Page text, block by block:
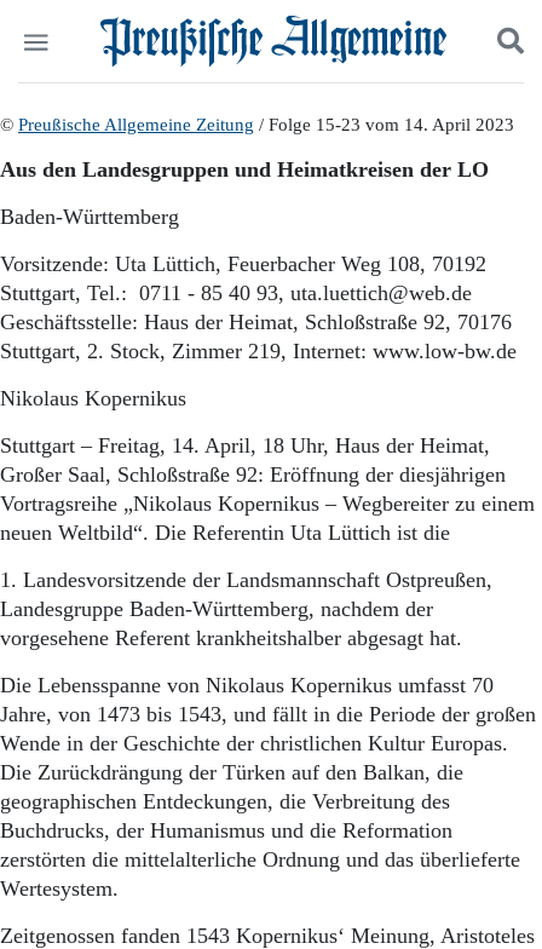
Start
Wer wir sind
Aktuelle Ausgabe
Abonnenten-Login
Abonnent werden
Abo Prämien
Archiv
Mediadaten
Politik
Wirtschaft
Leben
Geschichte
Ostpreußen
Pommern
Berlin-Brandenburg
Bücher
Kontakt
Impressum
Datenschutz
Suchen und finden
© Preußische Allgemeine Zeitung / Folge 15-23 vom 14. April 2023
Aus den Landesgruppen und Heimatkreisen der LO
Baden-Württemberg
Vorsitzende: Uta Lüttich, Feuerbacher Weg 108, 70192
Stuttgart, Tel.: 0711 - 85 40 93, uta.luettich@web.de
Geschäftsstelle: Haus der Heimat, Schloßstraße 92, 70176
Stuttgart, 2. Stock, Zimmer 219, Internet: www.low-bw.de
Nikolaus Kopernikus
Stuttgart – Freitag, 14. April, 18 Uhr, Haus der Heimat,
Großer Saal, Schloßstraße 92: Eröffnung der diesjährigen
Vortragsreihe „Nikolaus Kopernikus – Wegbereiter zu einem
neuen Weltbild“. Die Referentin Uta Lüttich ist die
1. Landesvorsitzende der Landsmannschaft Ostpreußen,
Landesgruppe Baden-Württemberg, nachdem der
vorgesehene Referent krankheitshalber abgesagt hat.
Die Lebensspanne von Nikolaus Kopernikus umfasst 70
Jahre, von 1473 bis 1543, und fällt in die Periode der großen
Wende in der Geschichte der christlichen Kultur Europas.
Die Zurückdrängung der Türken auf den Balkan, die
geographischen Entdeckungen, die Verbreitung des
Buchdrucks, der Humanismus und die Reformation
zerstörten die mittelalterliche Ordnung und das überlieferte
Wertesystem.
Zeitgenossen fanden 1543 Kopernikus‘ Meinung, Aristoteles